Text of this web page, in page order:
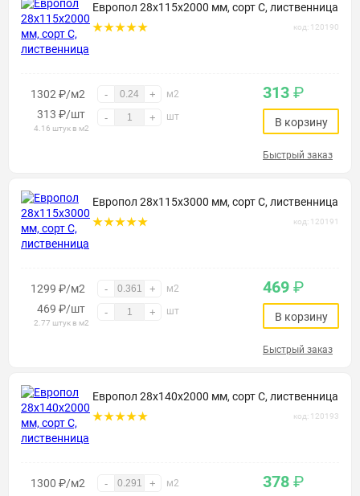
Европол 28х115х2000 мм, сорт С, лиственница
код: 120190
1302 ₽/м2 - + м2
313 ₽/шт
4.16 штук в м2
- + шт
313 ₽
В корзину
Быстрый заказ
Европол 28х115х3000 мм, сорт С, лиственница
код: 120191
1299 ₽/м2 - + м2
469 ₽/шт
2.77 штук в м2
- + шт
469 ₽
В корзину
Быстрый заказ
Европол 28х140х2000 мм, сорт С, лиственница
код: 120193
1300 ₽/м2 - + м2 378 ₽